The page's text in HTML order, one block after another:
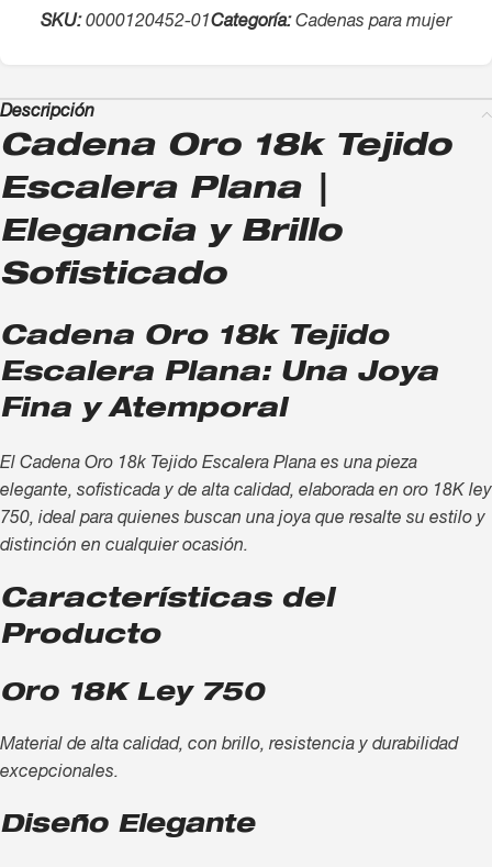
SKU:0000120452-01Categoría: Cadenas para mujer
Descripción
Cadena Oro 18k Tejido
Escalera Plana |
Elegancia y Brillo
Sofisticado
Cadena Oro 18k Tejido
Escalera Plana: Una Joya
Fina y Atemporal
El Cadena Oro 18k Tejido Escalera Plana es una pieza
elegante, sofisticada y de alta calidad, elaborada en oro 18K ley
750, ideal para quienes buscan una joya que resalte su estilo y
distinción en cualquier ocasión.
Características del
Producto
Oro 18K Ley 750
Material de alta calidad, con brillo, resistencia y durabilidad
excepcionales.
Diseño Elegante